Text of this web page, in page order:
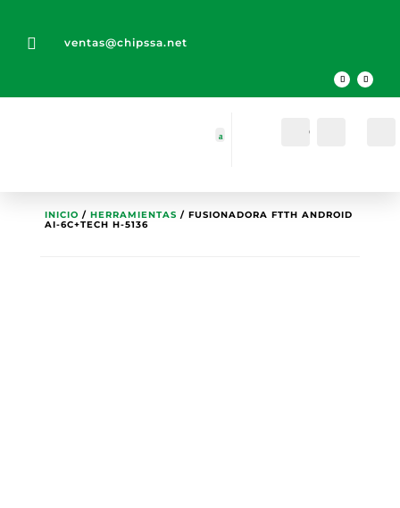
 ventas@chipssa.net
Cuenta
INICIO / HERRAMIENTAS / FUSIONADORA FTTH ANDROID
AI-6C+TECH H-5136